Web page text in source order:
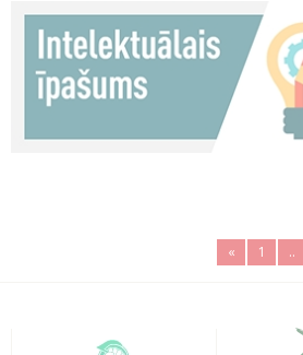
« 1 ..